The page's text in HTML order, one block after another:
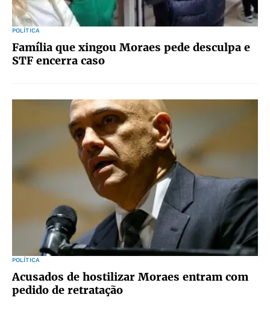
POLÍTICA
Família que xingou Moraes pede desculpa e
STF encerra caso
POLÍTICA
Acusados de hostilizar Moraes entram com
pedido de retratação